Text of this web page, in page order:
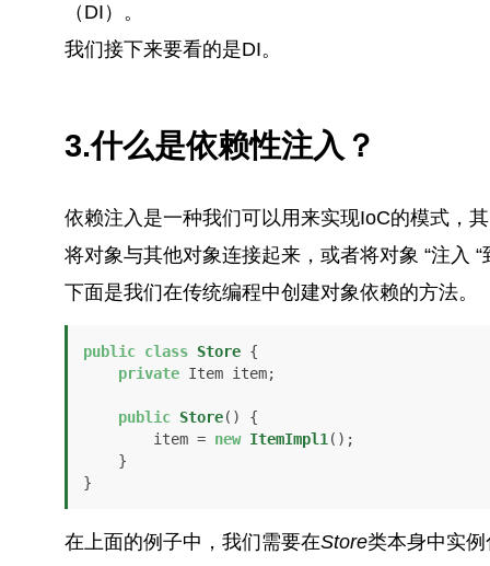
（DI）。
我们接下来要看的是DI。
3.什么是依赖性注入？
依赖注入是一种我们可以用来实现IoC的模式，
将对象与其他对象连接起来，或者将对象 “注入
下面是我们在传统编程中创建对象依赖的方法。
public class Store {
private Item item;
public Store()
{
        item =
new ItemImpl1 ();
}
在上面的例子中，我们需要在Store类本身中实